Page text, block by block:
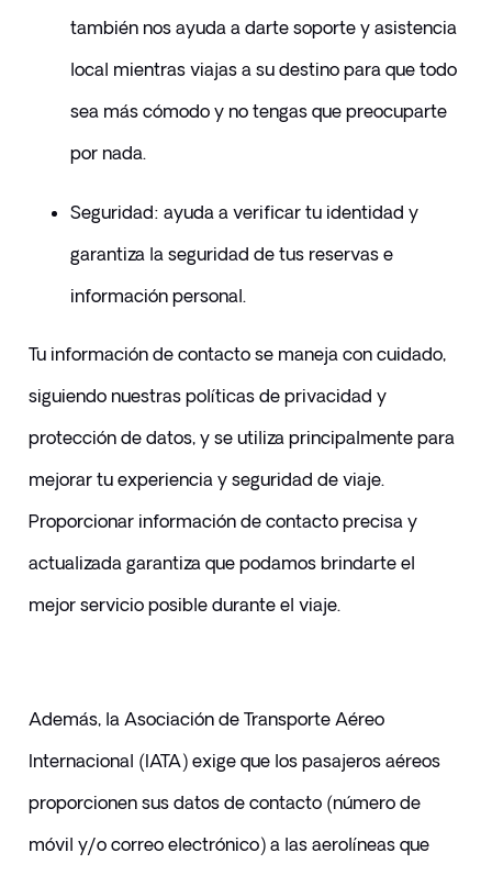
también nos ayuda a darte soporte y asistencia
local mientras viajas a su destino para que todo
sea más cómodo y no tengas que preocuparte
por nada.
​Seguridad: ayuda a verificar tu identidad y
garantiza la seguridad de tus reservas e
información personal.
​Tu información de contacto se maneja con cuidado,
siguiendo nuestras políticas de privacidad y
protección de datos, y se utiliza principalmente para
mejorar tu experiencia y seguridad de viaje.
Proporcionar información de contacto precisa y
actualizada garantiza que podamos brindarte el
mejor servicio posible durante el viaje.
Además, la Asociación de Transporte Aéreo
Internacional (IATA) exige que los pasajeros aéreos
proporcionen sus datos de contacto (número de
móvil y/o correo electrónico) a las aerolíneas que